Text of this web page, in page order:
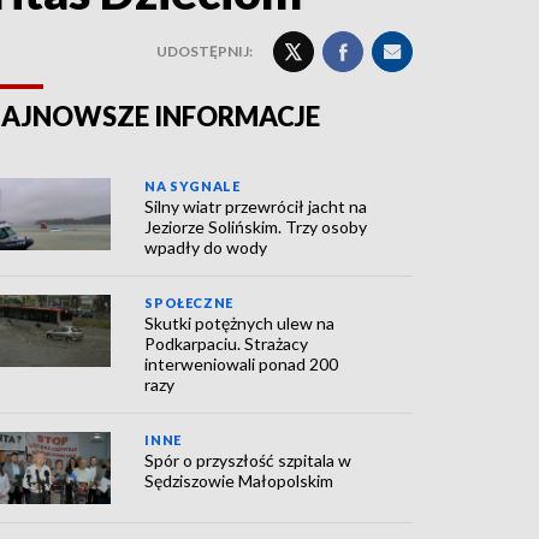
UDOSTĘPNIJ:
INFORMACJE
NA SYGNALE
Silny wiatr przewrócił jacht na
Jeziorze Solińskim. Trzy osoby
wpadły do wody
SPOŁECZNE
Skutki potężnych ulew na
Podkarpaciu. Strażacy
interweniowali ponad 200
razy
INNE
Spór o przyszłość szpitala w
Sędziszowie Małopolskim